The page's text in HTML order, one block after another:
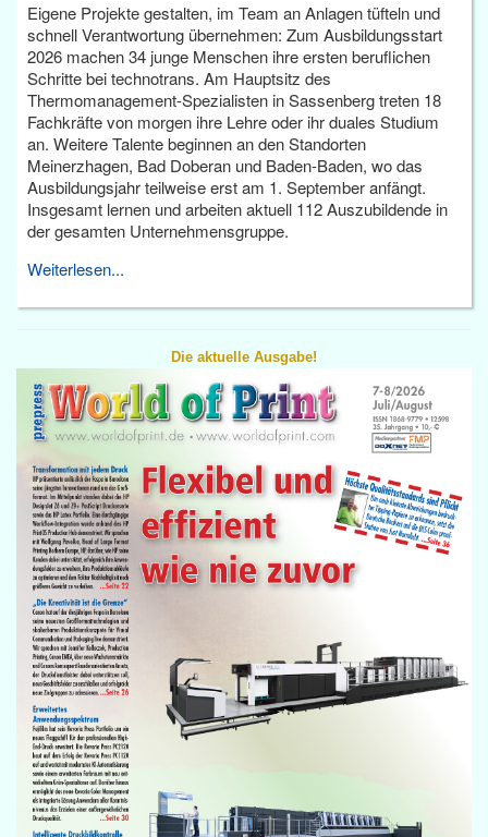
Eigene Projekte gestalten, im Team an Anlagen tüfteln und
schnell Verantwortung übernehmen: Zum Ausbildungsstart
2026 machen 34 junge Menschen ihre ersten beruflichen
Schritte bei technotrans. Am Hauptsitz des
Thermomanagement-Spezialisten in Sassenberg treten 18
Fachkräfte von morgen ihre Lehre oder ihr duales Studium
an. Weitere Talente beginnen an den Standorten
Meinerzhagen, Bad Doberan und Baden-Baden, wo das
Ausbildungsjahr teilweise erst am 1. September anfängt.
Insgesamt lernen und arbeiten aktuell 112 Auszubildende in
der gesamten Unternehmensgruppe.
Weiterlesen...
Die aktuelle Ausgabe!